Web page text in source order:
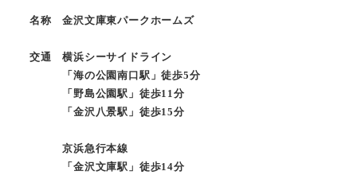
名称 金沢文庫東パークホームズ
交通 横浜シーサイドライン
「海の公園南口駅」徒歩5分
「野島公園駅」徒歩11分
「金沢八景駅」徒歩15分
京浜急行本線
「金沢文庫駅」徒歩14分